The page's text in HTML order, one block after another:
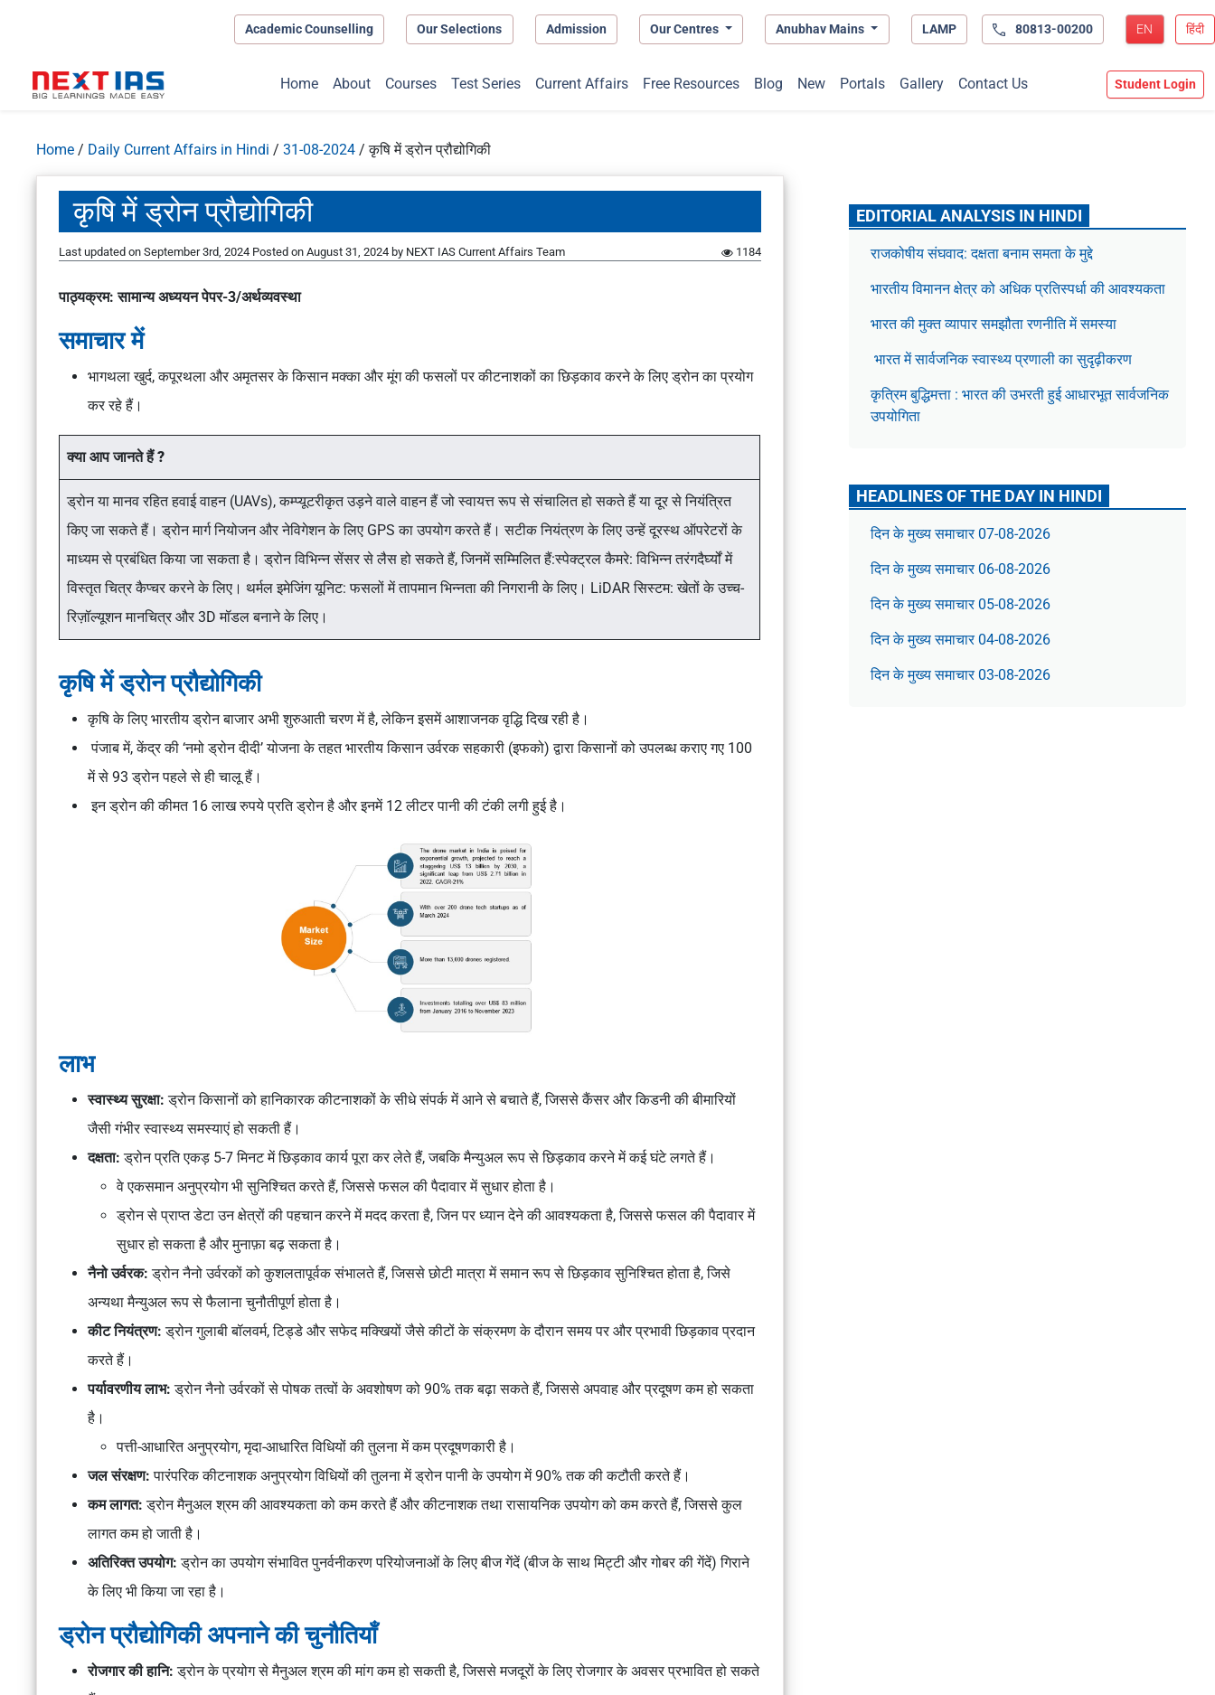
Academic Counselling Our Selections Admission Our Centres Anubhav Mains LAMP 80813-00200 EN हिंदी
Home About Courses Test Series Current Affairs Free Resources Blog New Portals Gallery Contact Us Student Login
Home / Daily Current Affairs in Hindi / 31-08-2024 /कृषि में ड्रोन प्रौद्योगिकी
कृषि में ड्रोन प्रौद्योगिकी
Last updated on September 3rd, 2024 Posted on August 31, 2024 by NEXT IAS Current Affairs Team 1184
पाठ्यक्रम: सामान्य अध्ययन पेपर-3/अर्थव्यवस्था
समाचार में
भागथला खुर्द, कपूरथला और अमृतसर के किसान मक्का और मूंग की फसलों पर कीटनाशकों का छिड़काव करने के लिए ड्रोन का प्रयोग
कर रहे हैं।
क्या आप जानते हैं ?
ड्रोन या मानव रहित हवाई वाहन (UAVs), कम्प्यूटरीकृत उड़ने वाले वाहन हैं जो स्वायत्त रूप से संचालित हो सकते हैं या दूर से नियंत्रित
किए जा सकते हैं। ड्रोन मार्ग नियोजन और नेविगेशन के लिए GPS का उपयोग करते हैं। सटीक नियंत्रण के लिए उन्हें दूरस्थ ऑपरेटरों के
माध्यम से प्रबंधित किया जा सकता है। ड्रोन विभिन्न सेंसर से लैस हो सकते हैं, जिनमें सम्मिलित हैं:स्पेक्ट्रल कैमरे: विभिन्न तरंगदैर्घ्यों में
विस्तृत चित्र कैप्चर करने के लिए। थर्मल इमेजिंग यूनिट: फसलों में तापमान भिन्नता की निगरानी के लिए। LiDAR सिस्टम: खेतों के उच्च-
रिज़ॉल्यूशन मानचित्र और 3D मॉडल बनाने के लिए।
कृषि में ड्रोन प्रौद्योगिकी
कृषि के लिए भारतीय ड्रोन बाजार अभी शुरुआती चरण में है, लेकिन इसमें आशाजनक वृद्धि दिख रही है।
पंजाब में, केंद्र की ‘नमो ड्रोन दीदी’ योजना के तहत भारतीय किसान उर्वरक सहकारी (इफको) द्वारा किसानों को उपलब्ध कराए गए 100
में से 93 ड्रोन पहले से ही चालू हैं।
इन ड्रोन की कीमत 16 लाख रुपये प्रति ड्रोन है और इनमें 12 लीटर पानी की टंकी लगी हुई है।
लाभ
स्वास्थ्य सुरक्षा:ड्रोन किसानों को हानिकारक कीटनाशकों के सीधे संपर्क में आने से बचाते हैं, जिससे कैंसर और किडनी की बीमारियों
जैसी गंभीर स्वास्थ्य समस्याएं हो सकती हैं।
दक्षता:ड्रोन प्रति एकड़ 5-7 मिनट में छिड़काव कार्य पूरा कर लेते हैं, जबकि मैन्युअल रूप से छिड़काव करने में कई घंटे लगते हैं।
वे एकसमान अनुप्रयोग भी सुनिश्चित करते हैं, जिससे फसल की पैदावार में सुधार होता है।
ड्रोन से प्राप्त डेटा उन क्षेत्रों की पहचान करने में मदद करता है, जिन पर ध्यान देने की आवश्यकता है, जिससे फसल की पैदावार में
सुधार हो सकता है और मुनाफ़ा बढ़ सकता है।
नैनो उर्वरक:ड्रोन नैनो उर्वरकों को कुशलतापूर्वक संभालते हैं, जिससे छोटी मात्रा में समान रूप से छिड़काव सुनिश्चित होता है, जिसे
अन्यथा मैन्युअल रूप से फैलाना चुनौतीपूर्ण होता है।
कीट नियंत्रण:ड्रोन गुलाबी बॉलवर्म, टिड्डे और सफेद मक्खियों जैसे कीटों के संक्रमण के दौरान समय पर और प्रभावी छिड़काव प्रदान
करते हैं।
पर्यावरणीय लाभ: ड्रोन नैनो उर्वरकों से पोषक तत्वों के अवशोषण को 90% तक बढ़ा सकते हैं, जिससे अपवाह और प्रदूषण कम हो सकता
है।
पत्ती-आधारित अनुप्रयोग, मृदा-आधारित विधियों की तुलना में कम प्रदूषणकारी है।
जल संरक्षण:पारंपरिक कीटनाशक अनुप्रयोग विधियों की तुलना में ड्रोन पानी के उपयोग में 90% तक की कटौती करते हैं।
कम लागत:ड्रोन मैनुअल श्रम की आवश्यकता को कम करते हैं और कीटनाशक तथा रासायनिक उपयोग को कम करते हैं, जिससे कुल
लागत कम हो जाती है।
अतिरिक्त उपयोग: ड्रोन का उपयोग संभावित पुनर्वनीकरण परियोजनाओं के लिए बीज गेंदें (बीज के साथ मिट्टी और गोबर की गेंदें) गिराने
के लिए भी किया जा रहा है।
ड्रोन प्रौद्योगिकी अपनाने की चुनौतियाँ
रोजगार की हानि:ड्रोन के प्रयोग से मैनुअल श्रम की मांग कम हो सकती है, जिससे मजदूरों के लिए रोजगार के अवसर प्रभावित हो सकते
EDITORIAL ANALYSIS IN HINDI
राजकोषीय संघवाद: दक्षता बनाम समता के मुद्दे
भारतीय विमानन क्षेत्र को अधिक प्रतिस्पर्धा की आवश्यकता
भारत की मुक्त व्यापार समझौता रणनीति में समस्या
भारत में सार्वजनिक स्वास्थ्य प्रणाली का सुदृढ़ीकरण
कृत्रिम बुद्धिमत्ता : भारत की उभरती हुई आधारभूत सार्वजनिक
उपयोगिता
HEADLINES OF THE DAY IN HINDI
दिन के मुख्य समाचार 07-08-2026
दिन के मुख्य समाचार 06-08-2026
दिन के मुख्य समाचार 05-08-2026
दिन के मुख्य समाचार 04-08-2026
दिन के मुख्य समाचार 03-08-2026